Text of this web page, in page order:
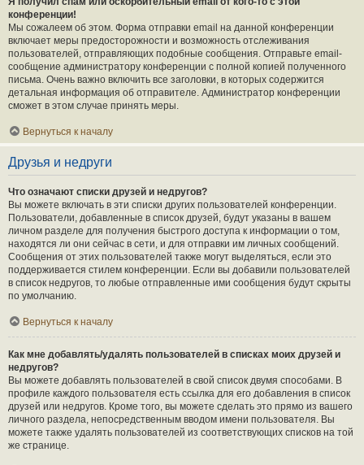
конференции!
Мы сожалеем об этом. Форма отправки email на данной конференции
включает меры предосторожности и возможность отслеживания
пользователей, отправляющих подобные сообщения. Отправьте email-
сообщение администратору конференции с полной копией полученного
письма. Очень важно включить все заголовки, в которых содержится
детальная информация об отправителе. Администратор конференции
сможет в этом случае принять меры.
Вернуться к началу
Друзья и недруги
Что означают списки друзей и недругов?
Вы можете включать в эти списки других пользователей конференции.
Пользователи, добавленные в список друзей, будут указаны в вашем
личном разделе для получения быстрого доступа к информации о том,
находятся ли они сейчас в сети, и для отправки им личных сообщений.
Сообщения от этих пользователей также могут выделяться, если это
поддерживается стилем конференции. Если вы добавили пользователей
в список недругов, то любые отправленные ими сообщения будут скрыты
по умолчанию.
Вернуться к началу
Как мне добавлять/удалять пользователей в списках моих друзей и
недругов?
Вы можете добавлять пользователей в свой список двумя способами. В
профиле каждого пользователя есть ссылка для его добавления в список
друзей или недругов. Кроме того, вы можете сделать это прямо из вашего
личного раздела, непосредственным вводом имени пользователя. Вы
можете также удалять пользователей из соответствующих списков на той
же странице.